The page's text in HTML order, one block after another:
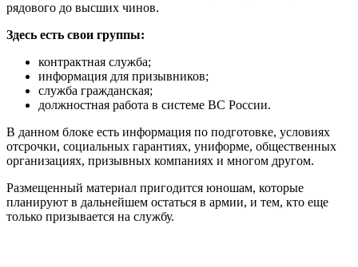
рядового до высших чинов.
Здесь есть свои группы:
контрактная служба;
информация для призывников;
служба гражданская;
должностная работа в системе ВС России.
В данном блоке есть информация по подготовке, условиях
отсрочки, социальных гарантиях, униформе, общественных
организациях, призывных компаниях и многом другом.
Размещенный материал пригодится юношам, которые
планируют в дальнейшем остаться в армии, и тем, кто еще
только призывается на службу.